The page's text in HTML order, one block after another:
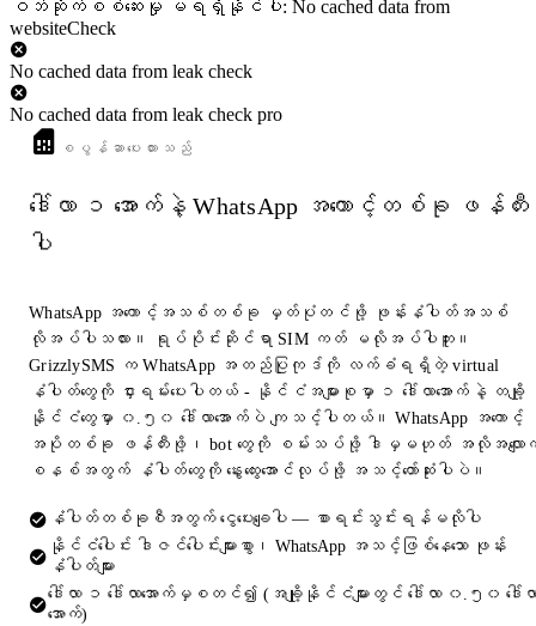
ဝဘ်ဆိုက်စစ်ဆေးမှု မရရှိနိုင်ပါ: No cached data from
websiteCheck
No cached data from leak check
No cached data from leak check pro
စပွန်ဆာပေးထားသည်
ဒေါ်လာ ၁ အောက်နဲ့ WhatsApp အကောင့်တစ်ခု ဖန်တီး
ပါ
WhatsApp အကောင့်အသစ်တစ်ခု မှတ်ပုံတင်ဖို့ ဖုန်းနံပါတ်အသစ်
လိုအပ်ပါသလား။ ရုပ်ပိုင်းဆိုင်ရာ SIM ကတ် မလိုအပ်ပါဘူး။
GrizzlySMS က WhatsApp အတည်ပြုကုဒ်ကို လက်ခံရရှိတဲ့ virtual
နံပါတ်တွေကို ငှားရမ်းပေးပါတယ် - နိုင်ငံအများစုမှာ ၁ ဒေါ်လာအောက်နဲ့ တချို့
နိုင်ငံတွေမှာ ၀.၅၀ ဒေါ်လာအောက်ပဲ ကျသင့်ပါတယ်။ WhatsApp အကောင့်
အပိုတစ်ခု ဖန်တီးဖို့၊ bot တွေကို စမ်းသပ်ဖို့ ဒါမှမဟုတ် အလိုအလျော
စနစ်အတွက် နံပါတ်တွေကို နွေးထွေးအောင်လုပ်ဖို့ အသင့်တော်ဆုံးပါပဲ။
နံပါတ်တစ်ခုစီအတွက် ငွေပေးချေပါ — စာရင်းသွင်းရန်မလိုပါ
နိုင်ငံပေါင်း ဒါဇင်ပေါင်းများစွာ၊ WhatsApp အသင့်ဖြစ်နေသော ဖုန်း
နံပါတ်များ
ဒေါ်လာ ၁ ဒေါ်လာအောက်မှစတင်၍ (အချို့နိုင်ငံများတွင် ဒေါ်လာ ၀.၅၀ ဒေါ်လ
အောက်)